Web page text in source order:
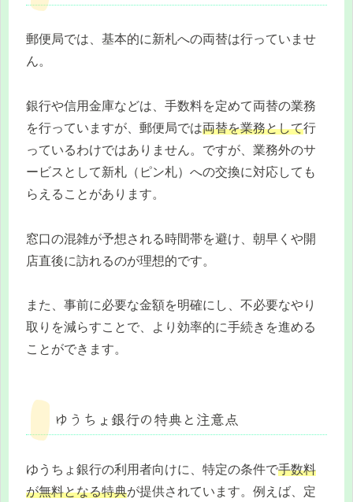
郵便局では、基本的に新札への両替は行っていませ
ん。
銀行や信用金庫などは、手数料を定めて両替の業務
を行っていますが、郵便局では両替を業務として行
っているわけではありません。ですが、業務外のサ
ービスとして新札（ピン札）への交換に対応しても
らえることがあります。
窓口の混雑が予想される時間帯を避け、朝早くや開
店直後に訪れるのが理想的です。
また、事前に必要な金額を明確にし、不必要なやり
取りを減らすことで、より効率的に手続きを進める
ことができます。
ゆうちょ銀行の特典と注意点
ゆうちょ銀行の利用者向けに、特定の条件で手数料
が無料となる特典が提供されています。例えば、定